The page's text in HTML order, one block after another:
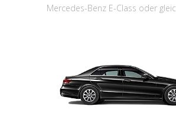
Mercedes-Benz E-Class oder